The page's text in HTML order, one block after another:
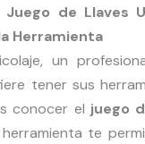
de Llaves
Herramienta
un
tener sus
conocer el juego
te